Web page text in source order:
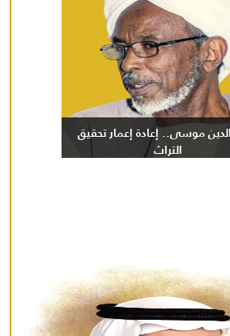
موسى.. إعادة إعمار تحقيق
التراث